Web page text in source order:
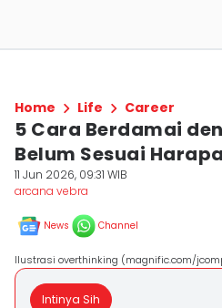
Home Life Career
5 Cara Berdamai
Belum Sesuai
11 Jun 2026, 09:31 WIB
arcana vebra
News Channel
Ilustrasi overthinking (magnific.com/
Intinya Sih